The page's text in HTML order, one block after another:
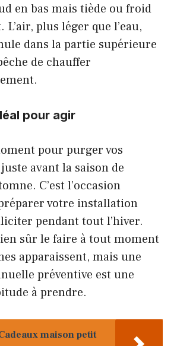
en bas mais tiède ou froid
L’air, plus léger que l’eau,
dans la partie supérieure
de chauffer
pour agir
pour purger vos
avant la saison de
C’est l’occasion
votre installation
pendant tout l’hiver.
sûr le faire à tout moment
apparaissent, mais une
préventive est une
à prendre.
maison petit